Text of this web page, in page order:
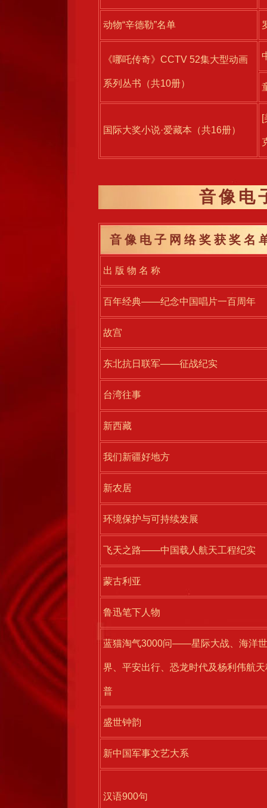
动物“辛德勒”名单
《哪吒传奇》CCTV 52集大型动画
系列丛书（共10册）
国际大奖小说·爱藏本（共16册）
音像电
音像电子网络奖获奖名
出 版 物 名 称
百年经典——纪念中国唱片一百周年
故宫
东北抗日联军——征战纪实
台湾往事
新西藏
我们新疆好地方
新农居
环境保护与可持续发展
飞天之路——中国载人航天工程纪实
蒙古利亚
鲁迅笔下人物
蓝猫淘气3000问——星际大战、海洋世
界、平安出行、恐龙时代及杨利伟航天
普
盛世钟韵
新中国军事文艺大系
汉语900句